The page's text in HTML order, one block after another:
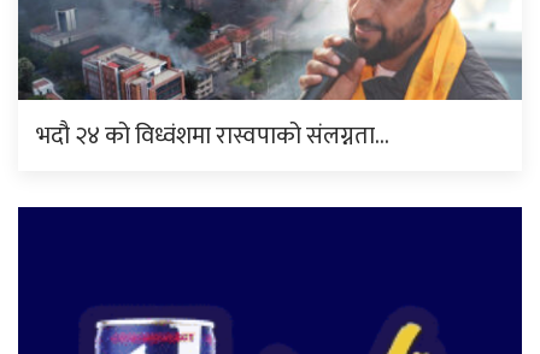
भदौ २४ को विध्वंशमा रास्वपाको संलग्नता…